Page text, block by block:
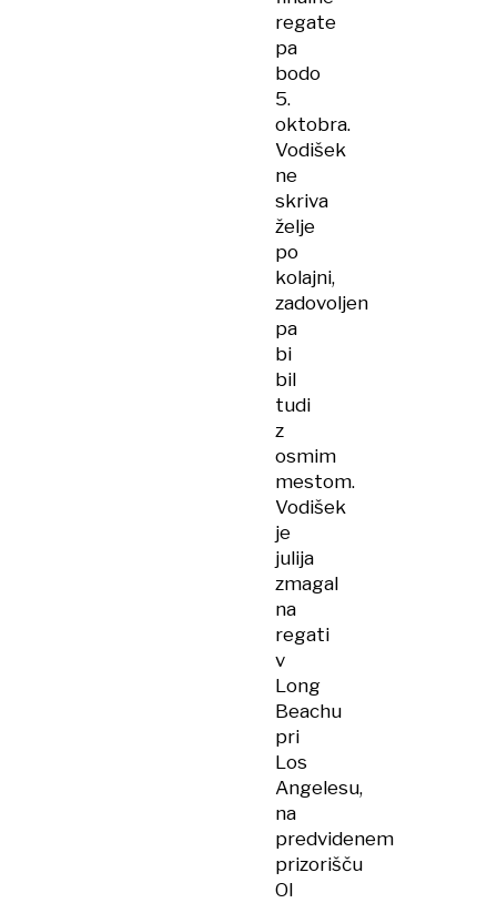
regate
pa
bodo
5.
oktobra.
Vodišek
ne
skriva
želje
po
kolajni,
zadovoljen
pa
bi
bil
tudi
z
osmim
mestom.
Vodišek
je
julija
zmagal
na
regati
v
Long
Beachu
pri
Los
Angelesu,
na
predvidenem
prizorišču
OI